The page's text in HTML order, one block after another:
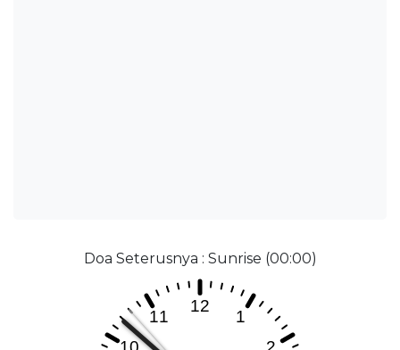
Doa Seterusnya : Sunrise (00:00)